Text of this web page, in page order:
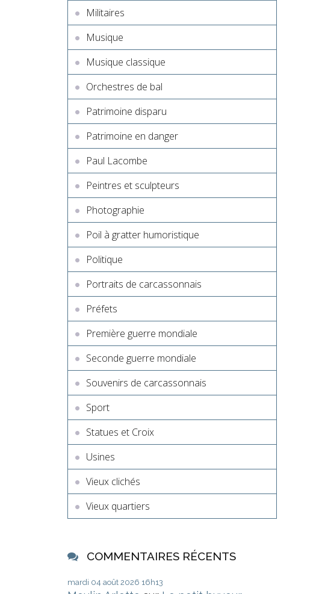
Militaires
Musique
Musique classique
Orchestres de bal
Patrimoine disparu
Patrimoine en danger
Paul Lacombe
Peintres et sculpteurs
Photographie
Poil à gratter humoristique
Politique
Portraits de carcassonnais
Préfets
Première guerre mondiale
Seconde guerre mondiale
Souvenirs de carcassonnais
Sport
Statues et Croix
Usines
Vieux clichés
Vieux quartiers
COMMENTAIRES RÉCENTS
mardi 04 août 2026 16h13